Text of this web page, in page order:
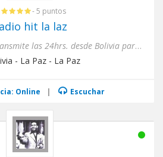
- 5 puntos
hit la laz
emisora virtual que transmite las 24hrs. desde Bolivia para el mundo
- La Paz - La Paz
Online | Escuchar